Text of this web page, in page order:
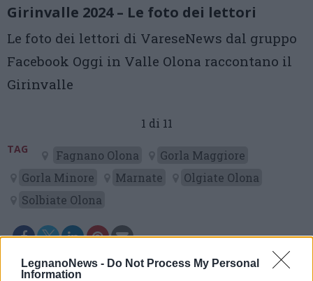
LegnanoNews - Do Not Process My Personal
Information
Girinvalle 2024 – Le foto dei lettori
Le foto dei lettori di VareseNews dal gruppo
Facebook Oggi in Valle Olona raccontano il
Girinvalle
1 di 11
TAG Fagnano Olona
Gorla Maggiore
Gorla Minore
Marnate
Olgiate Olona
Solbiate Olona